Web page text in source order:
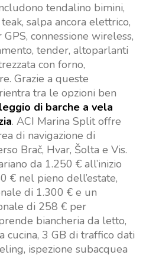
tendalino bimini,
salpa ancora elettrico,
connessione wireless,
tender, altoparlanti
con forno,
Grazie a queste
tra le opzioni ben
di barche a vela
. ACI Marina Split offre
di navigazione di
Brač, Hvar, Šolta e Vis.
da 1.250 € all’inizio
€ nel pieno dell’estate,
di 1.300 € e un
di 258 € per
biancheria da letto,
cucina, 3 GB di traffico dati
ispezione subacquea